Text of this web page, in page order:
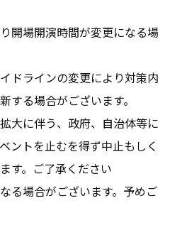
開場開演時間が変更になる場
ドラインの変更により対策内
する場合がございます。
大に伴う、政府、自治体等に
ントを止むを得ず中止もしく
す。ご了承ください
る場合がございます。予めご